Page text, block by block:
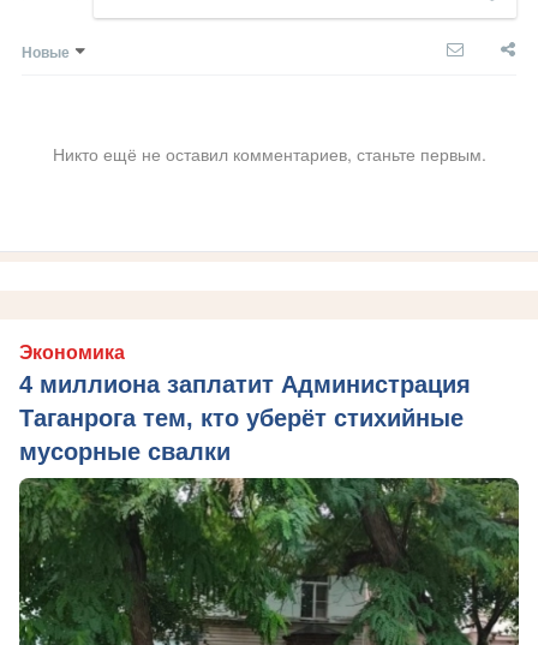
Новые
Никто ещё не оставил комментариев, станьте первым.
Экономика
4 миллиона заплатит Администрация
Таганрога тем, кто уберёт стихийные
мусорные свалки